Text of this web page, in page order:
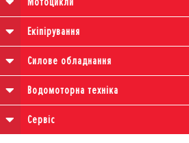
Екіпірування
Силове обладнання
Водомоторна техніка
Сервіс